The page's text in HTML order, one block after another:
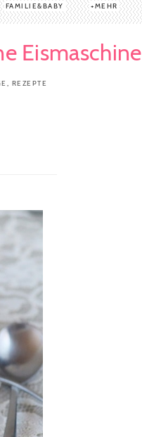
FAMILIE&BABY MEHR
Eismaschine
, REZEPTE